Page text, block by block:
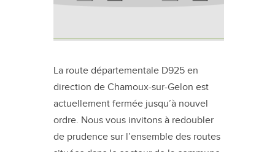
La route départementale D925 en
direction de Chamoux-sur-Gelon est
actuellement fermée jusqu’à nouvel
ordre. Nous vous invitons à redoubler
de prudence sur l’ensemble des routes